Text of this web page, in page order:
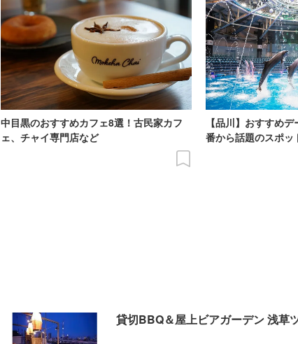
中目黒のおすすめカフェ8選！古民家カフ
ェ、チャイ専門店など
【品川】おすすめ
番から話題のスポッ
貸切BBQ＆屋上ビアガーデン 浅草